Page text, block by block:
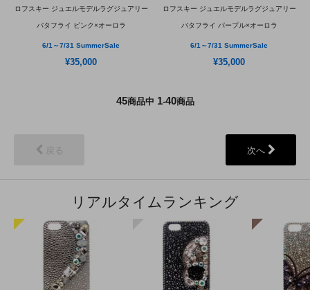
ロフスキー ジュエルモデルラグジュアリー
バタフライ ピンク×オーロラ
6/1～7/31 SummerSale
¥35,000
ロフスキー ジュエルモデルラグジュアリー
バタフライ パープル×オーロラ
6/1～7/31 SummerSale
¥35,000
45商品中 1-40商品
戻る 次へ
リアルタイムランキング